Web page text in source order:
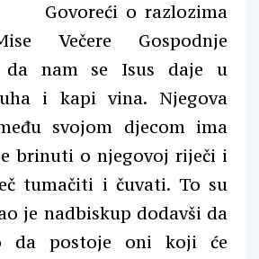
Govoreći o razlozima
Večere Gospodnje
da nam se Isus daje u
i kapi vina. Njegova
svojom djecom ima
brinuti o njegovoj riječi i
tumačiti i čuvati. To su
je nadbiskup dodavši da
da postoje oni koji će